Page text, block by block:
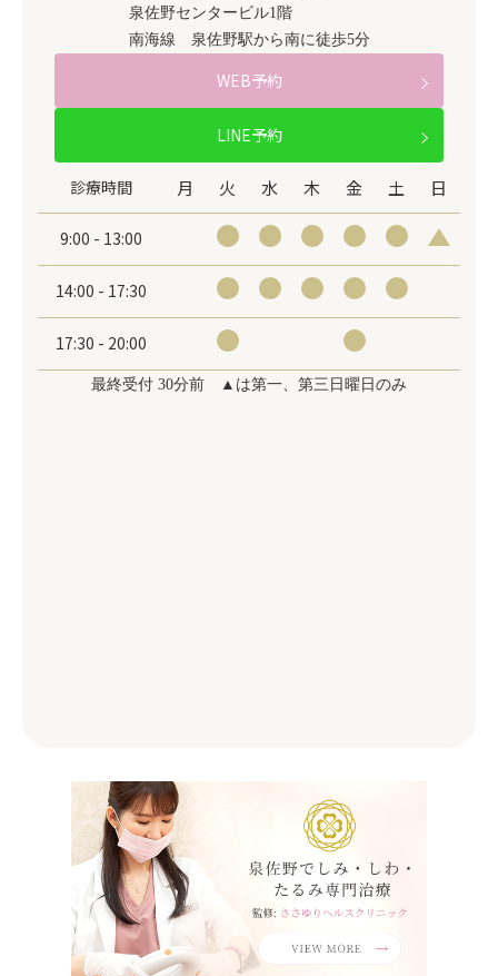
泉佐野センタービル1階
南海線 泉佐野駅から南に徒歩5分
WEB予約
LINE予約
診療時間 月 火 水 木 金 土 日
9:00 - 13:00
14:00 - 17:30
17:30 - 20:00
最終受付 30分前 ▲は第一、第三日曜日のみ